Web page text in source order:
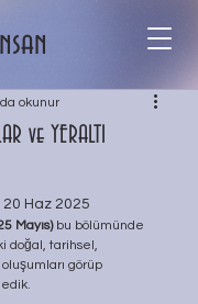
ve YERALTI
okunur
20 Haz 2025
Mayıs) bu bölümünde
doğal, tarihsel,
görüp